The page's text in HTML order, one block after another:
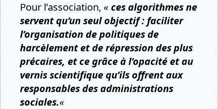
Pour l’association, « ces algorithmes ne
servent qu’un seul objectif : faciliter
l’organisation de politiques de
harcèlement et de répression des plus
précaires, et ce grâce à l’opacité et au
vernis scientifique qu’ils offrent aux
responsables des administrations
sociales.«